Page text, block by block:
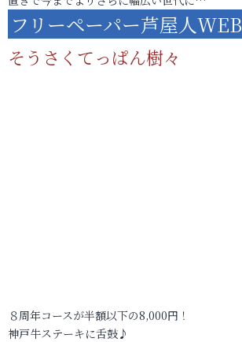
フリーペーパー芦屋人WEB
そうさくてっぱん樹々
８周年コースが半額以下の8,000円！
神戸牛ステーキに舌鼓♪